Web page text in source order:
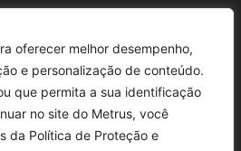
oferecer melhor desempenho,
e personalização de conteúdo.
que permita a sua identificação
no site do Metrus, você
da Política de Proteção e